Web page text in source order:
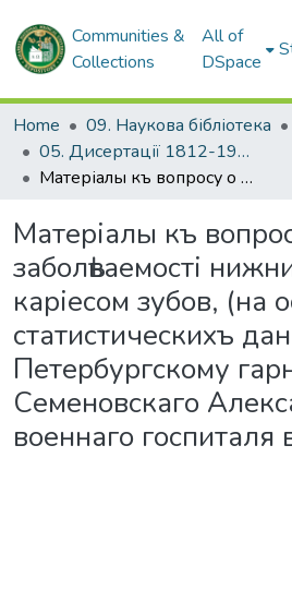
Communities &
Collections
All of
DSpace
Home 09. Наукова бібліотека
05. Дисертації 1812-1926 рр.
Матеріалы къ вопросу о заболѣваемості нижнихъ чиновъ каріесом зубов, (на основаніи статистическихъ данныхъ по Петербургскому гарнизону изъ Семеновскаго Александровскаго военнаго госпиталя в СПб.)
Матеріалы къ
заболѣваемості
каріесом зубов, (на
статистическихъ
Петербургскому
Семеновскаго
военнаго госпиталя